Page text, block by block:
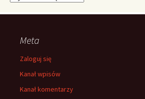
Meta
Zaloguj się
Kanał wpisów
Kanał komentarzy